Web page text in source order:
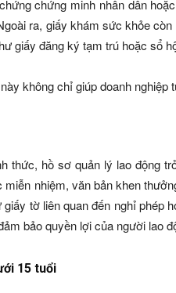
chứng minh nhân dân
ra, giấy khám sức khỏe
giấy đăng ký tạm trú hoặc sổ
không chỉ giúp doanh nghiệp
thức, hồ sơ quản lý lao động
miễn nhiệm, văn bản khen
tờ liên quan đến nghỉ phép
bảo quyền lợi của người lao
15 tuổi